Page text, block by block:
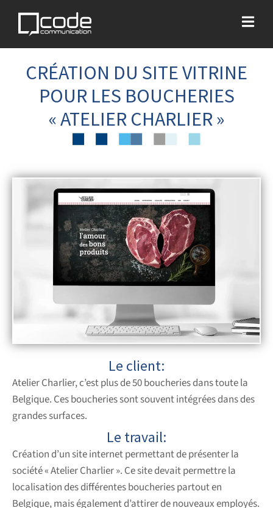
CRÉATION DU SITE VITRINE
POUR LES BOUCHERIES
« ATELIER CHARLIER »
Le client:
Atelier Charlier, c’est plus de 50 boucheries dans toute la
Belgique. Ces boucheries sont souvent intégrées dans des
grandes surfaces.
Le travail:
Création d’un site internet permettant de présenter la
société « Atelier Charlier ». Ce site devait permettre la
localisation des différentes boucheries partout en
Belgique, mais également d’attirer de nouveaux employés.